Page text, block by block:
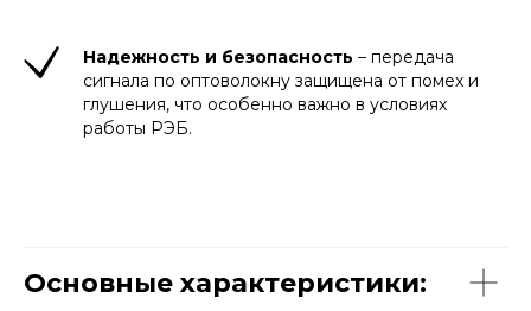
Надежность и безопасность – передача
сигнала по оптоволокну защищена от помех и
глушения, что особенно важно в условиях
работы РЭБ.
Основные характеристики: